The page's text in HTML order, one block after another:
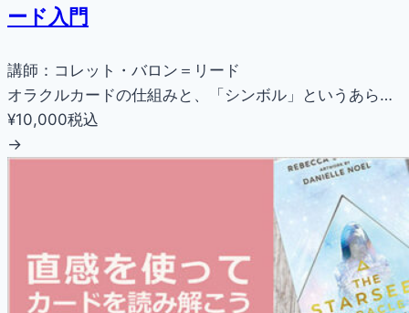
ード入門
講師：コレット・バロン＝リード
オラクルカードの仕組みと、「シンボル」というあら…
¥10,000税込
→